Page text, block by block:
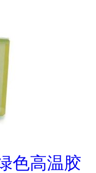
色高温胶